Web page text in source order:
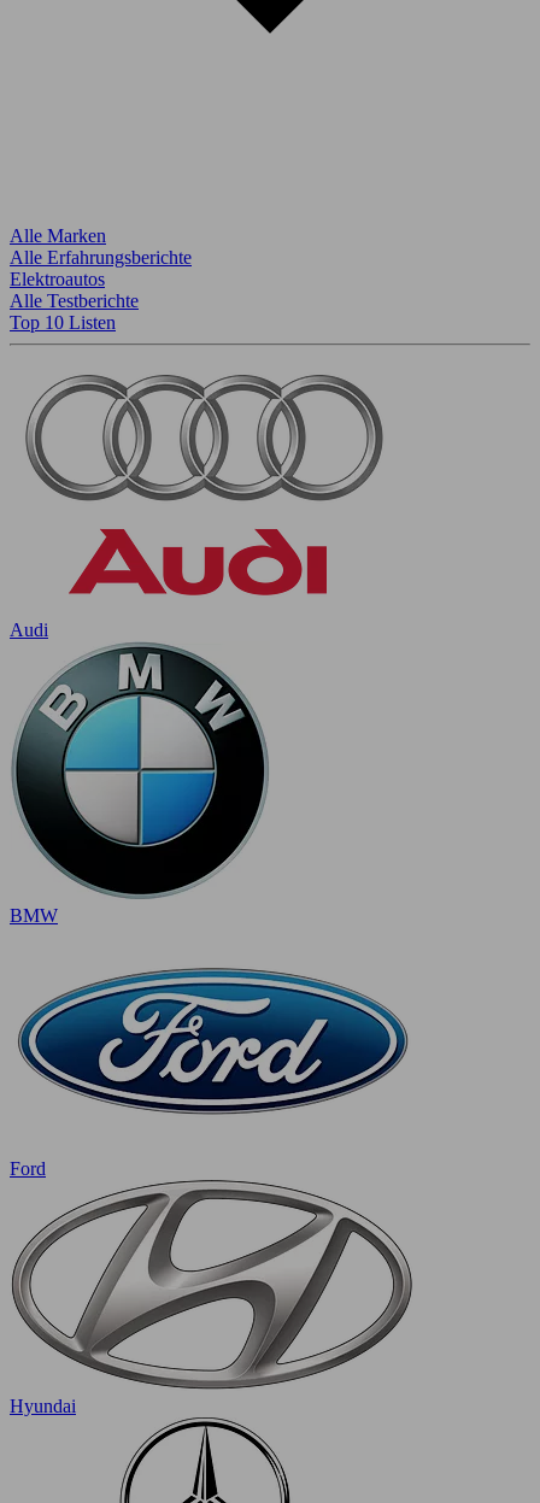
Alle Marken
Alle Erfahrungsberichte
Elektroautos
Alle Testberichte
Top 10 Listen
Audi
BMW
Ford
Hyundai